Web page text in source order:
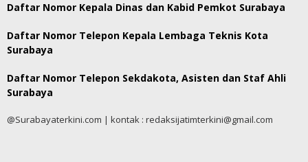
Daftar Nomor Kepala Dinas dan Kabid Pemkot Surabaya
Daftar Nomor Telepon Kepala Lembaga Teknis Kota
Surabaya
Daftar Nomor Telepon Sekdakota, Asisten dan Staf Ahli
Surabaya
@Surabayaterkini.com | kontak : redaksijatimterkini@gmail.com